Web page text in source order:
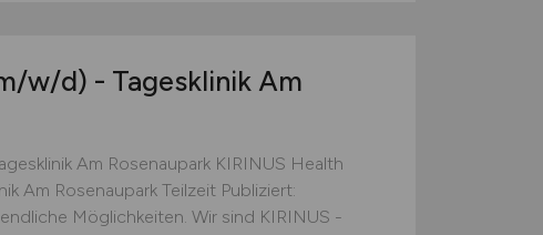
w/d) - Tagesklinik Am
Am Rosenaupark KIRINUS Health
Am Rosenaupark Teilzeit Publiziert:
Möglichkeiten. Wir sind KIRINUS -